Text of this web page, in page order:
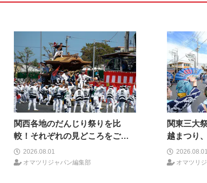
関西各地のだんじり祭りを比
較！それぞれの見どころをご紹
介！2026.08.01
オマツリジャパン編集部
関東三大
越まつり
う一つはど
2026.08.01
オマツリ